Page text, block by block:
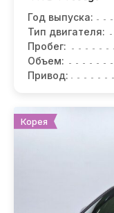
Год выпуска:
Тип двигателя:
Пробег:
Объем:
Привод:
Корея